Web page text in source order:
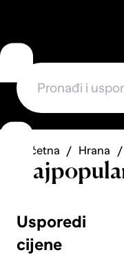
Usporedi
cijene
Početna Hrana